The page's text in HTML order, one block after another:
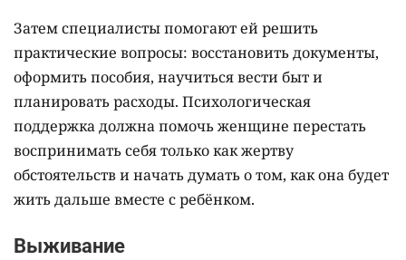
Затем специалисты помогают ей решить
практические вопросы: восстановить документы,
оформить пособия, научиться вести быт и
планировать расходы. Психологическая
поддержка должна помочь женщине перестать
воспринимать себя только как жертву
обстоятельств и начать думать о том, как она будет
жить дальше вместе с ребёнком.
Выживание